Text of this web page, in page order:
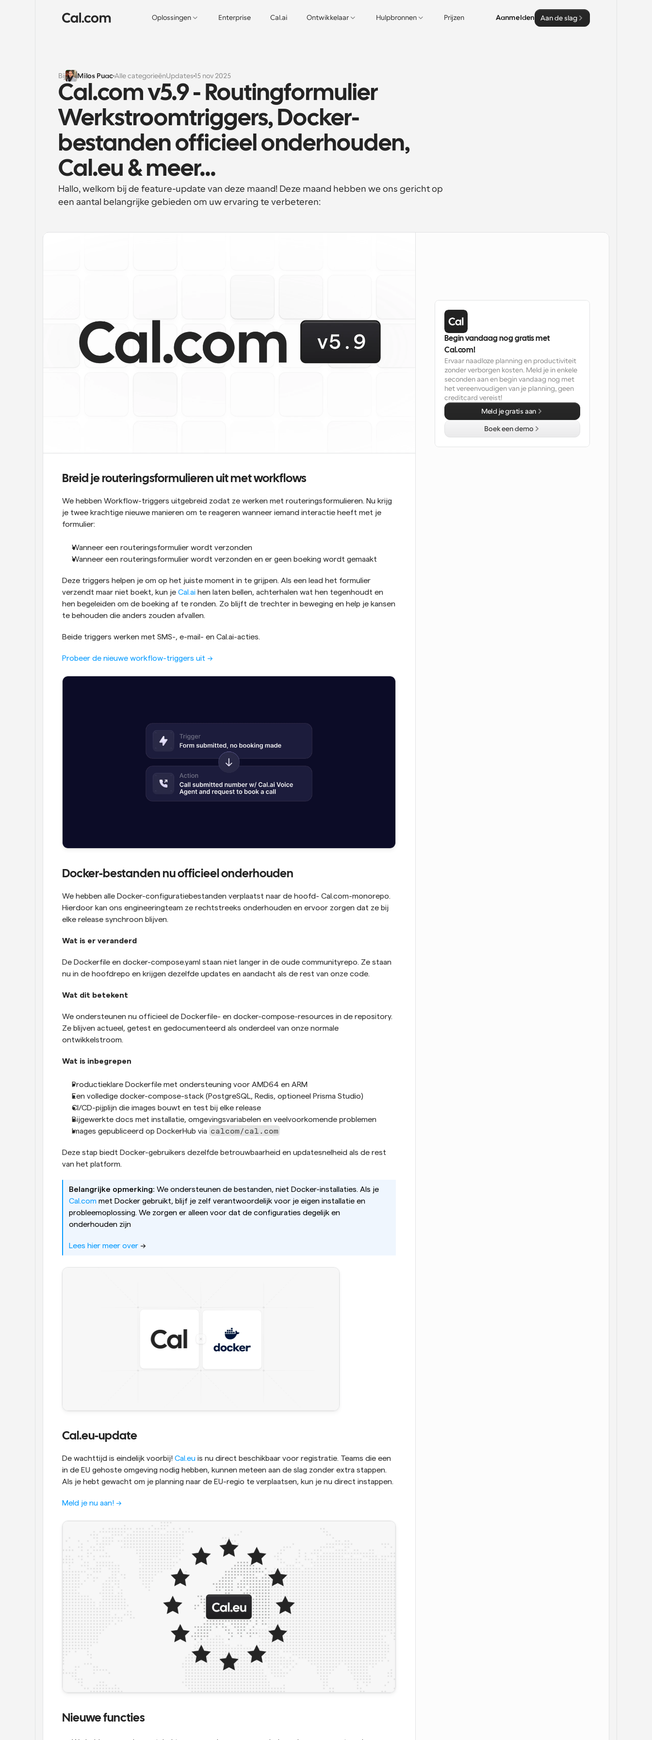
Oplossingen Enterprise Cal.ai Ontwikkelaar Hulpbronnen Prijzen Aanmelden Aan de slag
Bij Milos Puac Alle categorieënUpdates 15 nov 2025
Cal.com v5.9 - Routingformulier
Werkstroomtriggers, Docker-
bestanden officieel onderhouden,
Cal.eu & meer...
Hallo, welkom bij de feature-update van deze maand! Deze maand hebben we ons gericht op
een aantal belangrijke gebieden om uw ervaring te verbeteren:
Breid je routeringsformulieren uit met workflows
We hebben Workflow-triggers uitgebreid zodat ze werken met routeringsformulieren. Nu krijg
je twee krachtige nieuwe manieren om te reageren wanneer iemand interactie heeft met je
formulier:
Wanneer een routeringsformulier wordt verzonden
Wanneer een routeringsformulier wordt verzonden en er geen boeking wordt gemaakt
Deze triggers helpen je om op het juiste moment in te grijpen. Als een lead het formulier
verzendt maar niet boekt, kun je Cal.ai hen laten bellen, achterhalen wat hen tegenhoudt en
hen begeleiden om de boeking af te ronden. Zo blijft de trechter in beweging en help je kansen
te behouden die anders zouden afvallen.
Beide triggers werken met SMS-, e-mail- en Cal.ai-acties.
Probeer de nieuwe workflow-triggers uit ->
Docker-bestanden nu officieel onderhouden
We hebben alle Docker-configuratiebestanden verplaatst naar de hoofd- Cal.com-monorepo.
Hierdoor kan ons engineeringteam ze rechtstreeks onderhouden en ervoor zorgen dat ze bij
elke release synchroon blijven.
Wat is er veranderd
De Dockerfile en docker-compose.yaml staan niet langer in de oude communityrepo. Ze staan
nu in de hoofdrepo en krijgen dezelfde updates en aandacht als de rest van onze code.
Wat dit betekent
We ondersteunen nu officieel de Dockerfile- en docker-compose-resources in de repository.
Ze blijven actueel, getest en gedocumenteerd als onderdeel van onze normale
ontwikkelstroom.
Wat is inbegrepen
Productieklare Dockerfile met ondersteuning voor AMD64 en ARM
Een volledige docker-compose-stack (PostgreSQL, Redis, optioneel Prisma Studio)
CI/CD-pijplijn die images bouwt en test bij elke release
Bijgewerkte docs met installatie, omgevingsvariabelen en veelvoorkomende problemen
Images gepubliceerd op DockerHub via calcom/cal.com
Deze stap biedt Docker-gebruikers dezelfde betrouwbaarheid en updatesnelheid als de rest
van het platform.
Belangrijke opmerking:
Cal.com met Docker gebruikt, blijf je zelf verantwoordelijk voor je eigen installatie en
probleemoplossing. We zorgen er alleen voor dat de configuraties degelijk en
onderhouden zijn
Lees hier meer over ->
Cal.eu-update
De wachttijd is eindelijk voorbij! Cal.eu is nu direct beschikbaar voor registratie. Teams die een
in de EU gehoste omgeving nodig hebben, kunnen meteen aan de slag zonder extra stappen.
Als je hebt gewacht om je planning naar de EU-regio te verplaatsen, kun je nu direct instappen.
Meld je nu aan! ->
Nieuwe functies
Begin vandaag nog gratis met
Cal.com!
Ervaar naadloze planning en productiviteit
zonder verborgen kosten. Meld je in enkele
seconden aan en begin vandaag nog met
het vereenvoudigen van je planning, geen
creditcard vereist!
Meld je gratis aan
Boek een demo